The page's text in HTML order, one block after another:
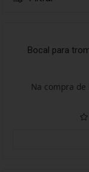
Bocal para
Na compra